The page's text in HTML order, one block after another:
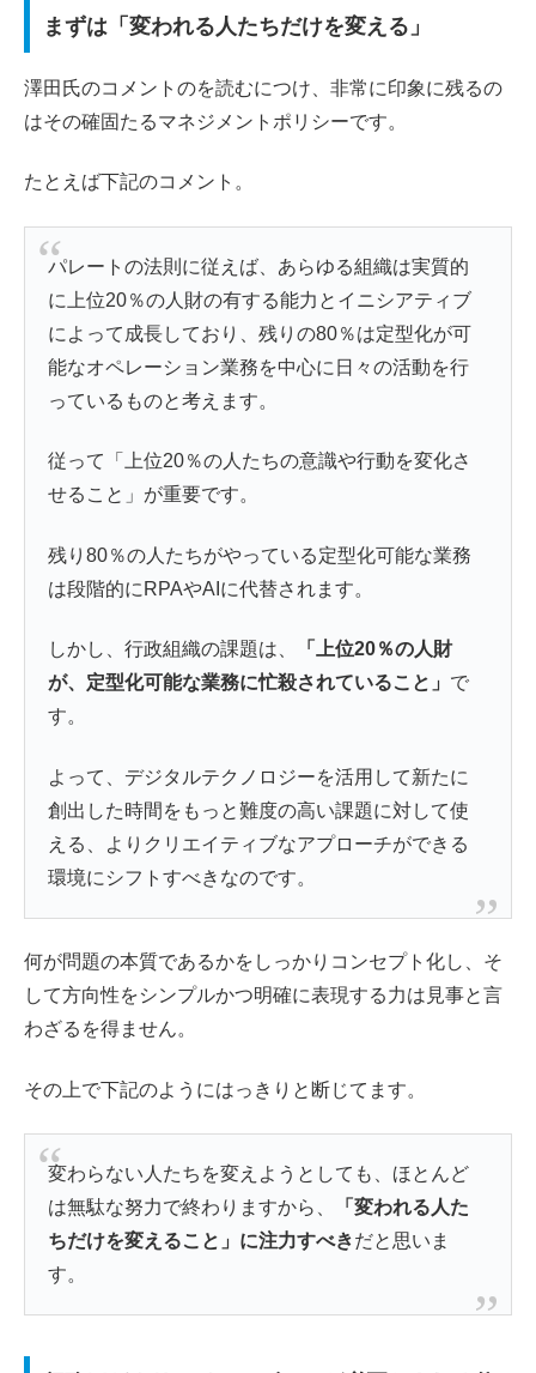
まずは「変われる人たちだけを変える」
澤田氏のコメントのを読むにつけ、非常に印象に残るの
はその確固たるマネジメントポリシーです。
たとえば下記のコメント。
パレートの法則に従えば、あらゆる組織は実質的
に上位20％の人財の有する能力とイニシアティブ
によって成長しており、残りの80％は定型化が可
能なオペレーション業務を中心に日々の活動を行
っているものと考えます。
従って「上位20％の人たちの意識や行動を変化さ
せること」が重要です。
残り80％の人たちがやっている定型化可能な業務
は段階的にRPAやAIに代替されます。
しかし、行政組織の課題は、
「上位20％の人財
が、定型化可能な業務に忙殺されていること」 で
す。
よって、デジタルテクノロジーを活用して新たに
創出した時間をもっと難度の高い課題に対して使
える、よりクリエイティブなアプローチができる
環境にシフトすべきなのです。
何が問題の本質であるかをしっかりコンセプト化し、そ
して方向性をシンプルかつ明確に表現する力は見事と言
わざるを得ません。
その上で下記のようにはっきりと断じてます。
変わらない人たちを変えようとしても、ほとんど
は無駄な努力で終わりますから、
「変われる人た
ちだけを変えること」に注力すべきだと思いま
す。